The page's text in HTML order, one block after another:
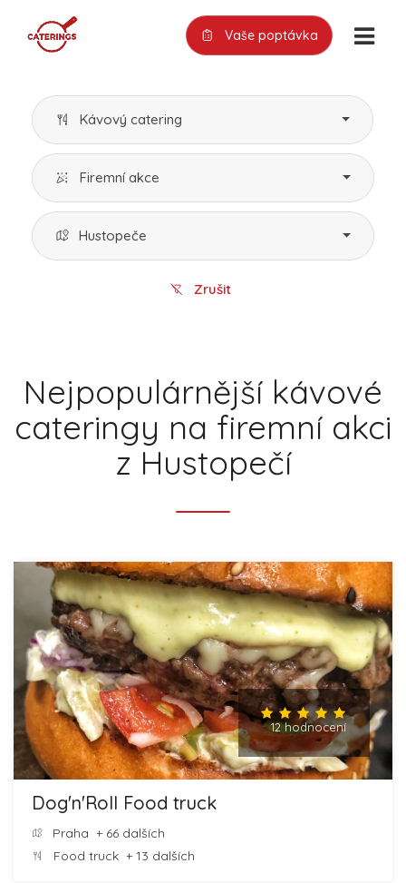
Vaše poptávka
Kávový catering
Firemní akce
Hustopeče
Zrušit
Nejpopulárnější kávové
cateringy na firemní akci
z Hustopečí
12 hodnocení
Dog'n'Roll Food truck
Praha + 66 dalších
Food truck + 13 dalších